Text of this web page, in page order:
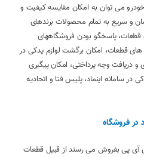
خودرو می توان به امکان مقایسه کیفیت و
و سریع به تمام محصولات برندهای
قطعات، پاسخگو بودن فروشگاههای
های قطعات، امکان برگشت لوازم یدکی در
وجه پرداختی، امکان پیگیری
در سامانه اینماد، پلیس فتا و اتحادیه
فروشگاه
آی پی بفروش می رسند از قبیل قطعات